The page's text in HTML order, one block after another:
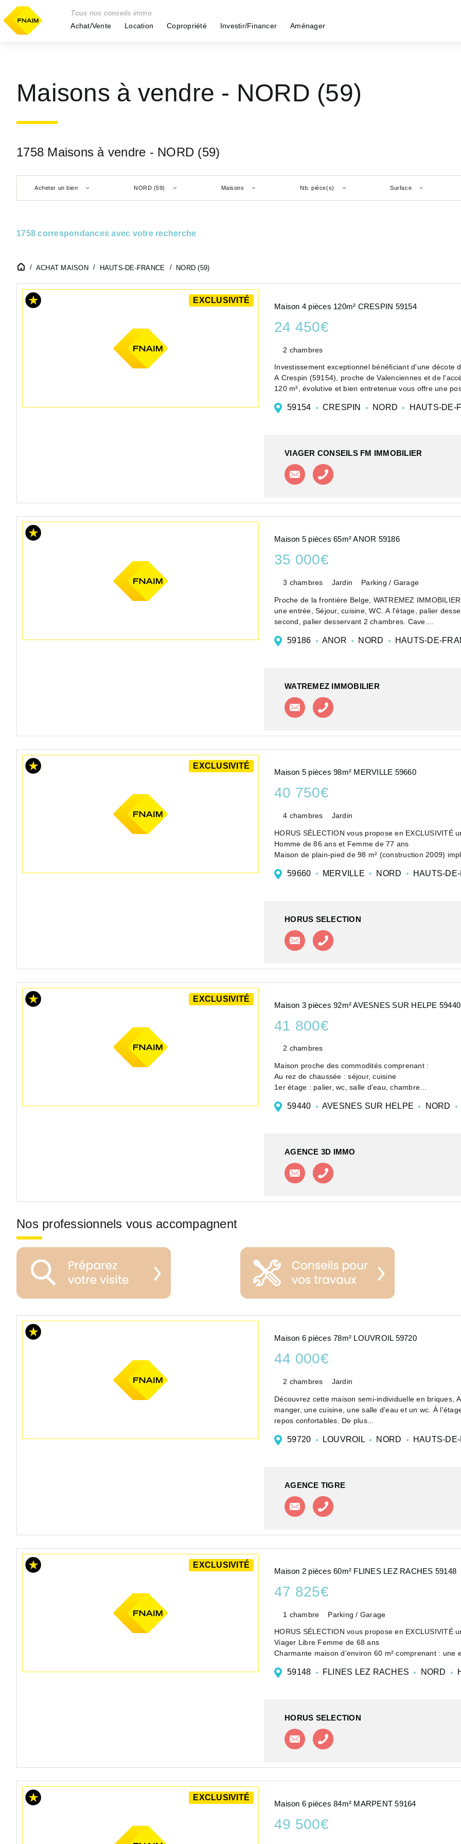
Tous nos conseils immo
Achat/Vente
Location Copropriété Investir/Financer Aménager
Maisons à vendre - NORD (59)
1758 Maisons à vendre - NORD (59)
Acheter un bien NORD (59) Maisons Nb. pièce(s) Surface
1758 correspondances avec votre recherche
ACHAT MAISON HAUTS-DE-FRANCE NORD (59)
EXCLUSIVITÉ
Maison 4 pièces 120m² CRESPIN 59154
24 450€
2 chambres
Investissement exceptionnel bénéficiant d'une décote
A Crespin (59154), proche de Valenciennes et de
120 m², évolutive et bien entretenue vous offre une
59154 CRESPIN NORD HAUTS-DE-
VIAGER CONSEILS FM IMMOBILIER
Contacter l'agence
Maison 5 pièces 65m² ANOR 59186
35 000€
3 chambres Jardin Parking / Garage
Proche de la frontière Belge, WATREMEZ
une entrée, Séjour, cuisine, WC. A l'étage, palier
second, palier desservant 2 chambres. Cave....
59186 ANOR NORD HAUTS-DE-
WATREMEZ IMMOBILIER
Contacter l'agence
EXCLUSIVITÉ
Maison 5 pièces 98m² MERVILLE 59660
40 750€
4 chambres Jardin
HORUS SÉLECTION vous propose en EXCLUSIVITÉ
Homme de 86 ans et Femme de 77 ans
Maison de plain-pied de 98 m² (construction 2009)
59660 MERVILLE NORD HAUTS-
HORUS SELECTION
Contacter l'agence
EXCLUSIVITÉ
Maison 3 pièces 92m² AVESNES SUR HELPE 59440
41 800€
2 chambres
Maison proche des commodités comprenant :
Au rez de chaussée : séjour, cuisine
1er étage : palier, wc, salle d'eau, chambre
Honoraires inclus de 10% TTC à la
59440 AVESNES SUR HELPE NORD
AGENCE 3D IMMO
Contacter l'agence
Nos professionnels vous accompagnent
Maison 6 pièces 78m² LOUVROIL 59720
44 000€
2 chambres Jardin
Découvrez cette maison semi-individuelle en briques,
manger, une cuisine, une salle d'eau et un wc. À
repos confortables. De plus...
59720 LOUVROIL NORD HAUTS-
AGENCE TIGRE
Contacter l'agence
EXCLUSIVITÉ
Maison 2 pièces 60m² FLINES LEZ RACHES 59148
47 825€
1 chambre Parking / Garage
HORUS SÉLECTION vous propose en EXCLUSIVITÉ
Viager Libre Femme de 68 ans
Charmante maison d'environ 60 m² comprenant : une
59148 FLINES LEZ RACHES NORD
HORUS SELECTION
Contacter l'agence
EXCLUSIVITÉ
Maison 6 pièces 84m² MARPENT 59164
49 500€